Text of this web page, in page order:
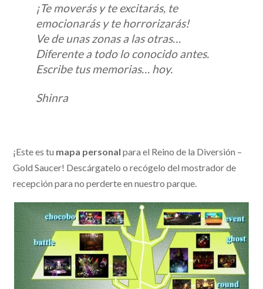
¡Te moverás y te excitarás, te
emocionarás y te horrorizarás!
Ve de unas zonas a las otras…
Diferente a todo lo conocido antes.
Escribe tus memorias… hoy.
Shinra
¡Este es tu mapa personal para el Reino de la Diversión –
Gold Saucer! Descárgatelo o recógelo del mostrador de
recepción para no perderte en nuestro parque.